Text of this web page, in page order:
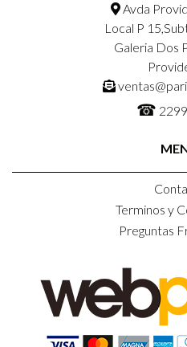
Avda
Local P
Galeria Dos
☎
Terminos y
Preguntas